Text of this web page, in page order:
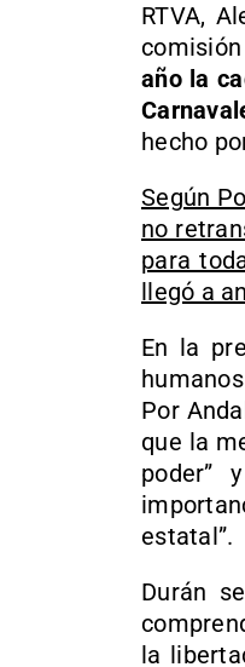
RTVA,
año la
hecho
Según
no
para
llegó a
En la
Por
que la
poder”
estatal”.
Durán
la